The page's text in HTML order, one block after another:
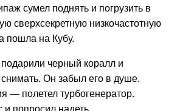
сумел поднять и погрузить в
сверхсекретную низкочастотную
пошла на Кубу.
черный коралл и
Он забыл его в душе.
— полетел турбогенератор.
попросил надеть.